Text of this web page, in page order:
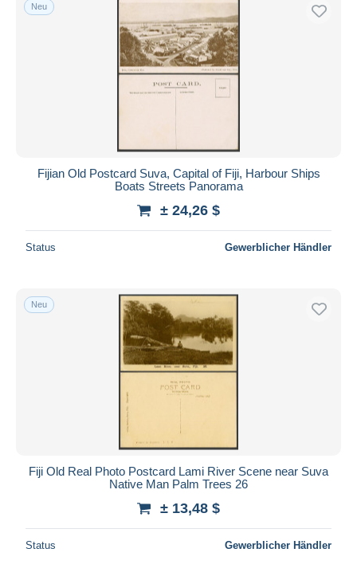
Neu
Fijian Old Postcard Suva, Capital of Fiji, Harbour Ships
Boats Streets Panorama
± 24,26 $
Status Gewerblicher Händler
Neu
Fiji Old Real Photo Postcard Lami River Scene near Suva
Native Man Palm Trees 26
± 13,48 $
Status Gewerblicher Händler